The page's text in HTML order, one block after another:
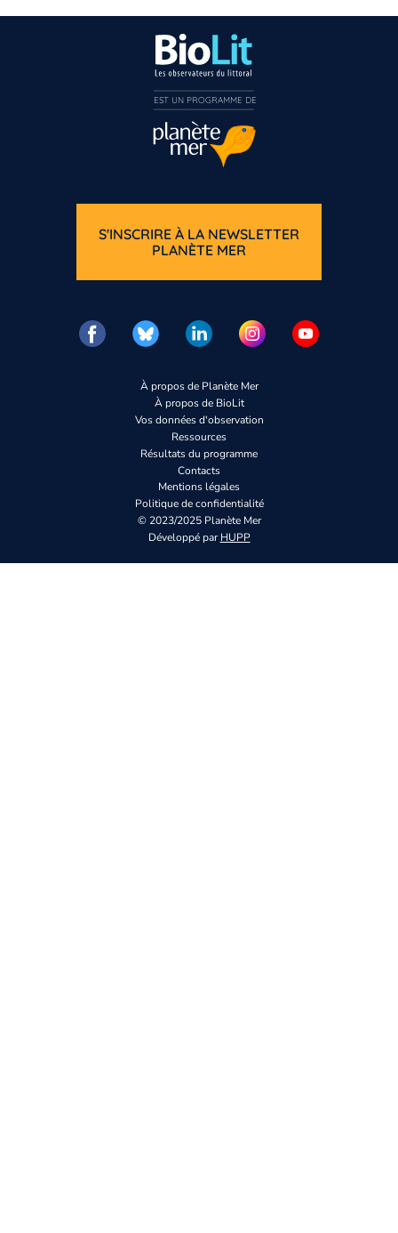
À propos de Planète Mer
À propos de BioLit
Vos données d'observation
Ressources
Résultats du programme
Contacts
Mentions légales
Politique de confidentialité
© 2023/2025 Planète Mer
Développé parHUPP
S'INSCRIRE À LA NEWSLETTER
PLANÈTE MER